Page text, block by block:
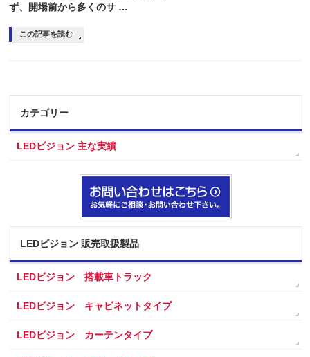
ず、開場前から多くのサ …
この記事を読む
カテゴリー
LEDビジョン 主な実績
LEDビジョン 販売取扱製品
LEDビジョン 搭載車トラック
LEDビジョン キャビネットタイプ
LEDビジョン カーテンタイプ